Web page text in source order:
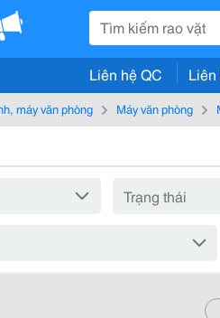
Liên hệ QC
máy văn phòng Máy văn phòng